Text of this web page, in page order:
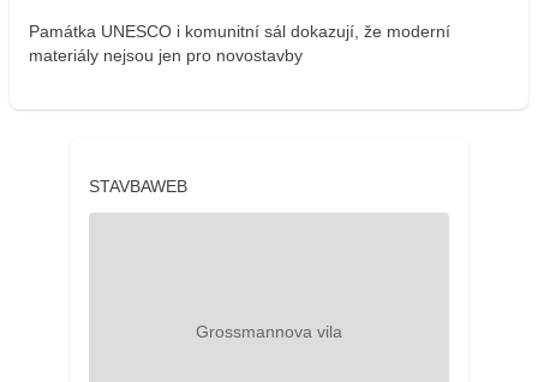
Památka UNESCO i komunitní sál dokazují, že moderní
materiály nejsou jen pro novostavby
STAVBAWEB